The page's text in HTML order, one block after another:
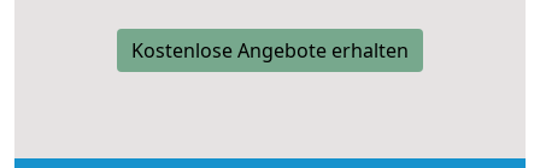
Kostenlose Angebote erhalten